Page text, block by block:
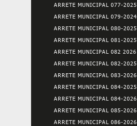
ARRETE MUNICIPAL 077-2025
ARRETE MUNICIPAL 079-2024
ARRETE MUNICIPAL 080-2025
ARRETE MUNICIPAL 081-2025
ARRETE MUNICIPAL 082 2026
ARRETE MUNICIPAL 082-2025
ARRETE MUNICIPAL 083-2026
ARRETE MUNICIPAL 084-2025
ARRETE MUNICIPAL 084-2026
ARRETE MUNICIPAL 085-2026
ARRETE MUNICIPAL 086-2026